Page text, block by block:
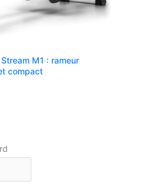
M1 : rameur
compact